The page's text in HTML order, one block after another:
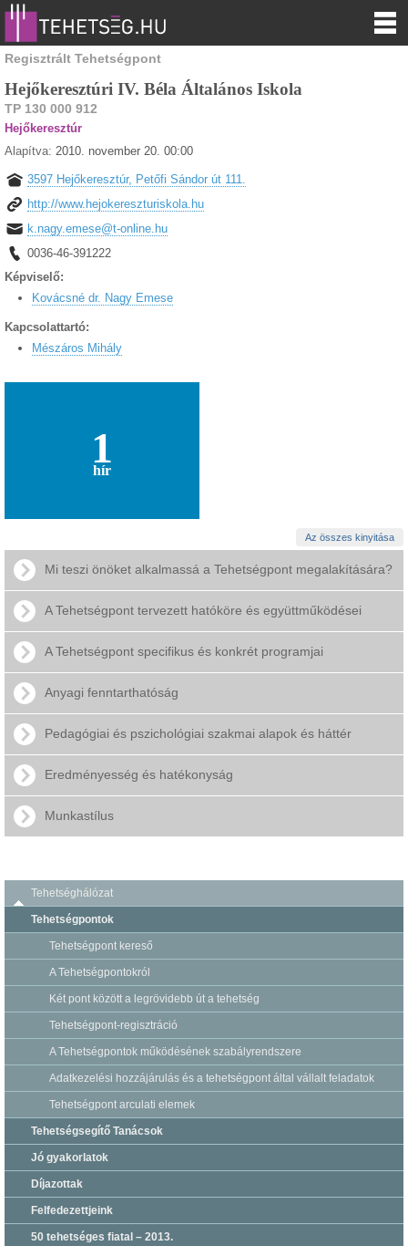
Regisztrált Tehetségpont
Hejőkeresztúri IV. Béla Általános Iskola
TP 130 000 912
Hejőkeresztúr
Alapítva: 2010. november 20. 00:00
3597 Hejőkeresztúr, Petőfi Sándor út 111.
http://www.hejokereszturiskola.hu
k.nagy.emese@t-online.hu
0036-46-391222
Képviselő:
Kovácsné dr. Nagy Emese
Kapcsolattartó:
Mészáros Mihály
1
hír
Az összes kinyitása
Mi teszi önöket alkalmassá a Tehetségpont megalakítására?
A Tehetségpont tervezett hatóköre és együttműködései
A Tehetségpont specifikus és konkrét programjai
Anyagi fenntarthatóság
Pedagógiai és pszichológiai szakmai alapok és háttér
Eredményesség és hatékonyság
Munkastílus
Tehetséghálózat
Tehetségpontok
Tehetségpont kereső
A Tehetségpontokról
Két pont között a legrövidebb út a tehetség
Tehetségpont-regisztráció
A Tehetségpontok működésének szabályrendszere
Adatkezelési hozzájárulás és a tehetségpont által vállalt feladatok
Tehetségpont arculati elemek
Tehetségsegítő Tanácsok
Jó gyakorlatok
Díjazottak
Felfedezettjeink
50 tehetséges fiatal – 2013.